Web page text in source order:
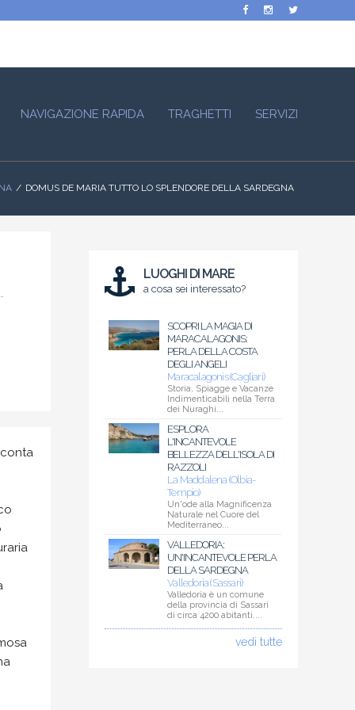
NAVIGAZIONE RAPIDA TRAGHETTI SERVIZI
DOMUS DE MARIA TUTTO LO SPLENDORE DELLA SARDEGNA
LUOGHI DI MARE
a cosa sei interessato?
SCOPRI LA MAGIA DI
MARACALAGONIS:
PERLA DELLA COSTA
DEGLI ANGELI
Maracalagonis (Cagliari)
Storia, Spiagge e Vacanze
Indimenticabili nella Terra
dei Nuraghi...
ESPLORA
L'INCANTEVOLE
BELLEZZA DELL'ISOLA DI
RAZZOLI
La Maddalena (Olbia-
Tempio)
Un'ode alla Magnificenza
Naturale nel Cuore del
Mediterraneo...
VALLEDORIA:
UN'INCANTEVOLE PERLA
DELLA SARDEGNA
Valledoria (Sassari)
Valledoria è un comune
della provincia di Sassari
di circa 4200 abitanti....
vedi tutte